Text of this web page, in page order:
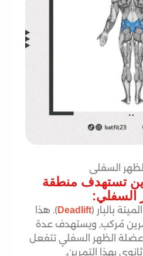
السفلى
تستهدف منطقة
السفلي:
بالبار (Deadlift). هذا
مُركب, ويستهدف عدة
الظهر السفلي تتفعل
بهذا التمرين.